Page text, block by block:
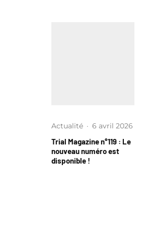
Actualité · 6 avril 2026
Trial Magazine n°119 : Le
nouveau numéro est
disponible !